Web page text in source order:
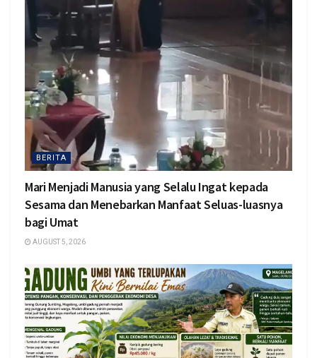
BERITA
Mari Menjadi Manusia yang Selalu Ingat kepada
Sesama dan Menebarkan Manfaat Seluas-luasnya
bagi Umat
AUGUST 5, 2026